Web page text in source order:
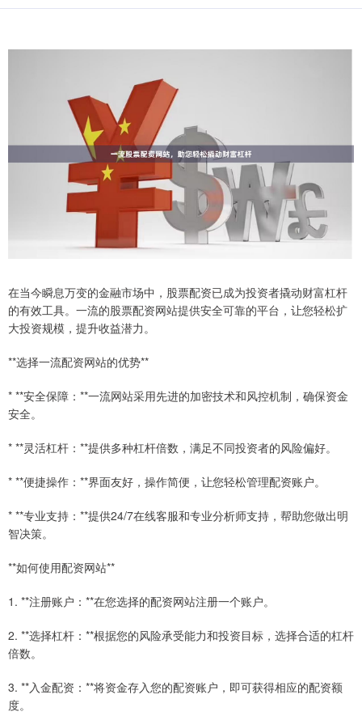
在当今瞬息万变的金融市场中，股票配资已成为投资者撬动财富杠杆
的有效工具。一流的股票配资网站提供安全可靠的平台，让您轻松扩
大投资规模，提升收益潜力。
**选择一流配资网站的优势**
* **安全保障：**一流网站采用先进的加密技术和风控机制，确保资金
安全。
* **灵活杠杆：**提供多种杠杆倍数，满足不同投资者的风险偏好。
* **便捷操作：**界面友好，操作简便，让您轻松管理配资账户。
* **专业支持：**提供24/7在线客服和专业分析师支持，帮助您做出明
智决策。
**如何使用配资网站**
1. **注册账户：**在您选择的配资网站注册一个账户。
2. **选择杠杆：**根据您的风险承受能力和投资目标，选择合适的杠杆
倍数。
3. **入金配资：**将资金存入您的配资账户，即可获得相应的配资额
度。